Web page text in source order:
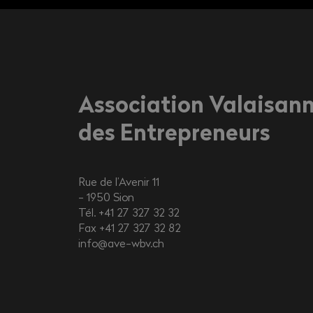
Association
des Entrepreneurs
Rue de l’Avenir 11
1950 Sion
Tél. +41 27 327 32 32
Fax +41 27 327 32 82
info@ave-wbv.ch